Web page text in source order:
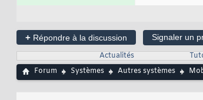
+ Répondre à la discussion
Signaler un
Actualités
Forum
Systèmes Autres systèmes